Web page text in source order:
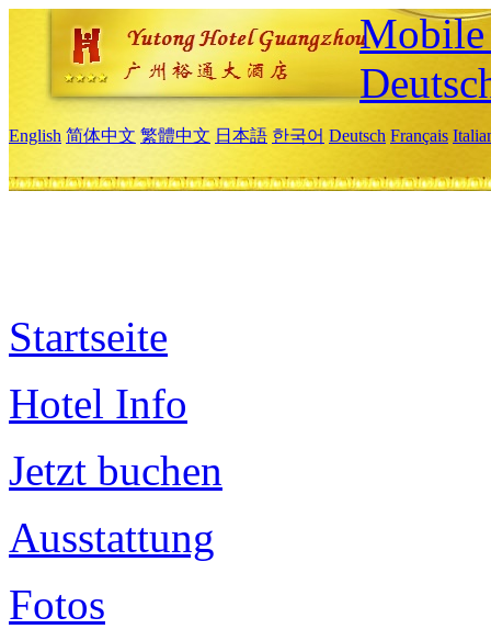
Mobile
English 简体中文 繁體中文 日本語 한국어 Deutsch Français
Startseite
Hotel Info
Jetzt buchen
Ausstattung
Fotos